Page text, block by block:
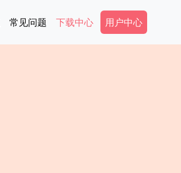
常见问题 下载中心 Secondary Menu
用户中心